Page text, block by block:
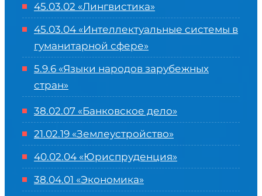
45.03.02 «Лингвистика»
45.03.04 «Интеллектуальные системы в
гуманитарной сфере»
5.9.6 «Языки народов зарубежных
стран»
38.02.07 «Банковское дело»
21.02.19 «Землеустройство»
40.02.04 «Юриспруденция»
38.04.01 «Экономика»